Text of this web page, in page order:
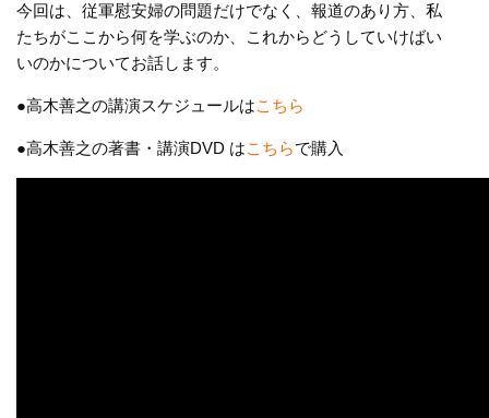
今回は、従軍慰安婦の問題だけでなく、報道のあり方、私
たちがここから何を学ぶのか、これからどうしていけばい
いのかについてお話します。
●高木善之の講演スケジュールはこちら
●高木善之の著書・講演DVD はこちらで購入